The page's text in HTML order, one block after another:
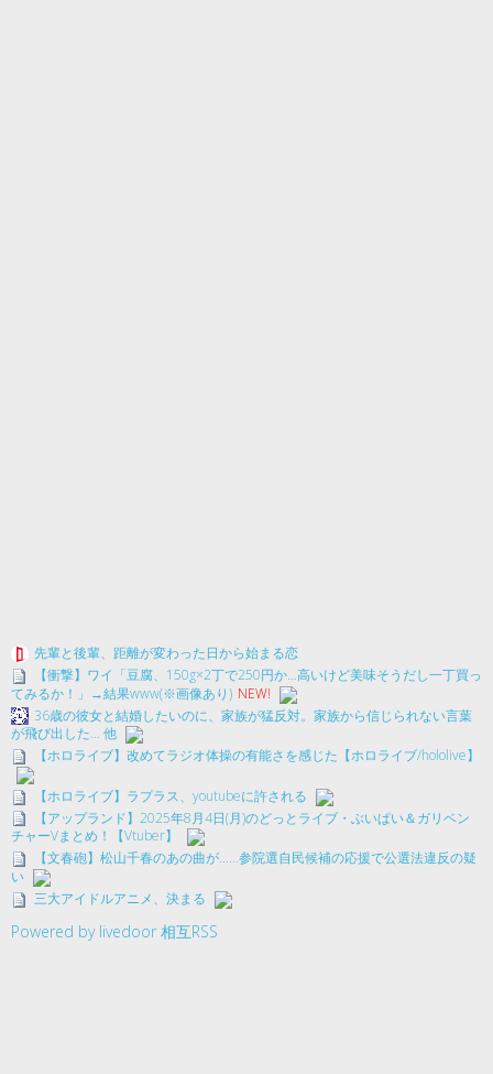
先輩と後輩、距離が変わった日から始まる恋
【衝撃】ワイ「豆腐、150g×2丁で250円か…高いけど美味そうだし一丁買っ
てみるか！」→結果www(※画像あり) NEW!
36歳の彼女と結婚したいのに、家族が猛反対。家族から信じられない言葉
が飛び出した… 他
【ホロライブ】改めてラジオ体操の有能さを感じた【ホロライブ/hololive】
【ホロライブ】ラプラス、youtubeに許される
【アップランド】2025年8月4日(月)のどっとライブ・ぶいぱい＆ガリベン
チャーVまとめ！【Vtuber】
【文春砲】松山千春のあの曲が……参院選自民候補の応援で公選法違反の疑
い
三大アイドルアニメ、決まる
Powered by livedoor 相互RSS